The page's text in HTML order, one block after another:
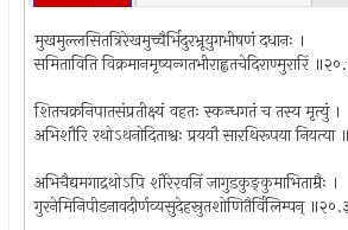
मुखमुल्लसितत्रिरेखमुच्चैर्भिदुरभ्रूयुगभीषणं दधानः ।
समिताविति विक्रमानमृष्यन्गतभीराह्वतचेदिराण्मुरारिं
शितचक्रनिपातसंप्रतीक्ष्यं वहतः स्कन्धगतं च तस्य मृत्युं ।
अभिशौरि रथोऽथनोदिताश्वः प्रययौ सारथिरूपया
अभिचैद्यमगाद्रथोऽपि शौरेरवनिं जागुडकुङ्कुमाभिताम्रैः ।
गुरनेमिनिपीडनावदीर्णव्यसुदेहस्रुतशोणितैर्विलिम्पन्